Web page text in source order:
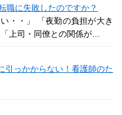
職に失敗したのですか？
・・」 「夜勤の負担が大き
上司・同僚との関係が…
引っかからない！看護師のた